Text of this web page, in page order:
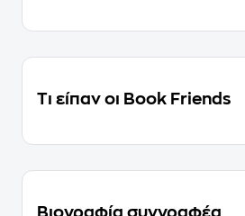
Τι είπαν οι Book Friends
Βιογραφία συγγραφέα